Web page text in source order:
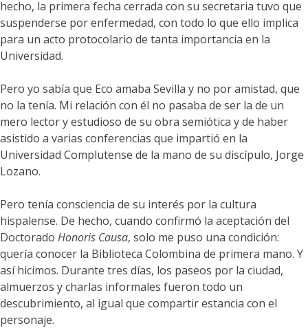
hecho, la primera fecha cerrada con su secretaria tuvo que
suspenderse por enfermedad, con todo lo que ello implica
para un acto protocolario de tanta importancia en la
Universidad.
Pero yo sabía que Eco amaba Sevilla y no por amistad, que
no la tenía. Mi relación con él no pasaba de ser la de un
mero lector y estudioso de su obra semiótica y de haber
asistido a varias conferencias que impartió en la
Universidad Complutense de la mano de su discípulo, Jorge
Lozano.
Pero tenía consciencia de su interés por la cultura
hispalense. De hecho, cuando confirmó la aceptación del
Doctorado Honoris Causa, solo me puso una condición:
quería conocer la Biblioteca Colombina de primera mano. Y
así hicimos. Durante tres días, los paseos por la ciudad,
almuerzos y charlas informales fueron todo un
descubrimiento, al igual que compartir estancia con el
personaje.